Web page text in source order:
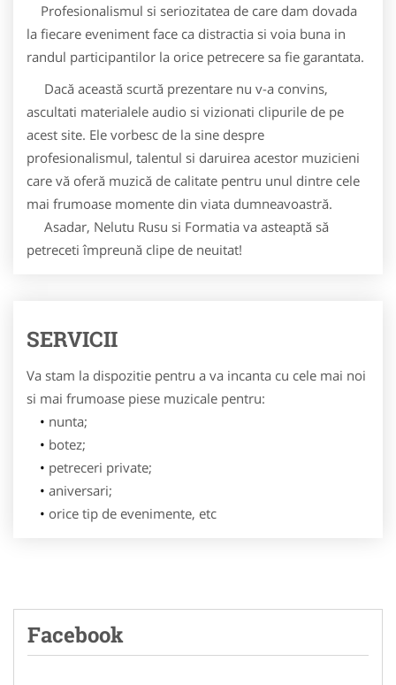
Profesionalismul si seriozitatea de care dam dovada
la fiecare eveniment face ca distractia si voia buna in
randul participantilor la orice petrecere sa fie garantata.
Dacă această scurtă prezentare nu v-a convins,
ascultati materialele audio si vizionati clipurile de pe
acest site. Ele vorbesc de la sine despre
profesionalismul, talentul si daruirea acestor muzicieni
care vă oferă muzică de calitate pentru unul dintre cele
mai frumoase momente din viata dumneavoastră.
Asadar, Nelutu Rusu si Formatia va asteaptă să
petreceti împreună clipe de neuitat!
SERVICII
Va stam la dispozitie pentru a va incanta cu cele mai noi
si mai frumoase piese muzicale pentru:
nunta;
botez;
petreceri private;
aniversari;
orice tip de evenimente, etc
Facebook